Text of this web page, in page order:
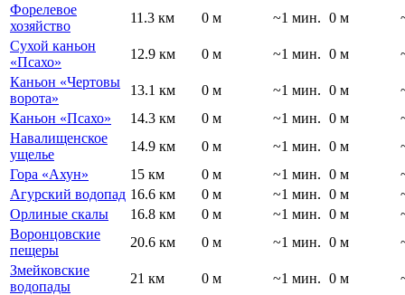
Форелевое
хозяйство
11.3 км 0 м ~1 мин. 0 м
Сухой каньон
«Псахо»
12.9 км 0 м ~1 мин. 0 м
Каньон «Чертовы
ворота»
13.1 км 0 м ~1 мин. 0 м
Каньон «Псахо»
14.3 км 0 м ~1 мин. 0 м
Навалищенское
ущелье
14.9 км 0 м ~1 мин. 0 м
Гора «Ахун»
15 км 0 м ~1 мин. 0 м
Агурский водопад 16.6 км 0 м ~1 мин. 0 м
Орлиные скалы
16.8 км 0 м ~1 мин. 0 м
Воронцовские
пещеры
20.6 км 0 м ~1 мин. 0 м
Змейковские
водопады
21 км 0 м ~1 мин. 0 м